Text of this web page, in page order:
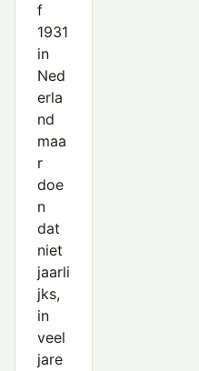
f
1931
in
Ned
erla
nd
maa
r
doe
n
dat
niet
jaarli
jks,
in
veel
jare